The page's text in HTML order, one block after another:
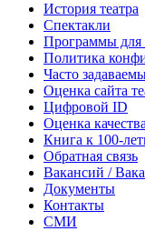
История театра
Спектакли
Программы для
Политика
Часто
Оценка сайта
Цифровой ID
Оценка
Книга к 100-
Обратная связь
Вакансий /
Документы
Контакты
СМИ